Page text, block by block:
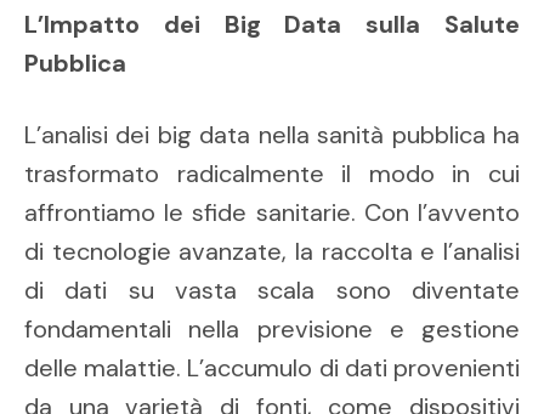
L’Impatto dei Big Data sulla Salute
Pubblica
L’analisi dei big data nella sanità pubblica ha
trasformato radicalmente il modo in cui
affrontiamo le sfide sanitarie. Con l’avvento
di tecnologie avanzate, la raccolta e l’analisi
di dati su vasta scala sono diventate
fondamentali nella previsione e gestione
delle malattie. L’accumulo di dati provenienti
da una varietà di fonti, come dispositivi